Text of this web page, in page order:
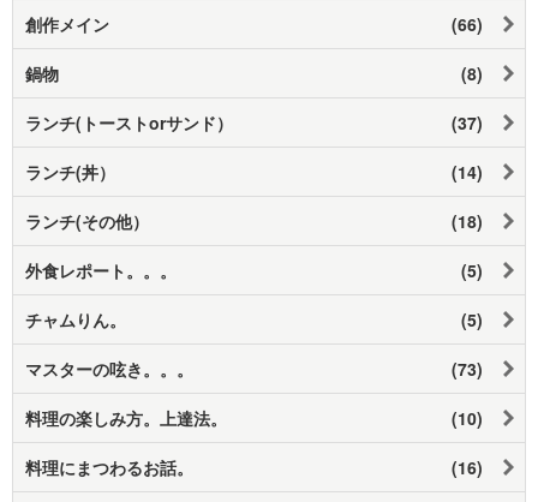
創作メイン (66)
鍋物 (8)
ランチ(トーストorサンド） (37)
ランチ(丼） (14)
ランチ(その他） (18)
外食レポート。。。 (5)
チャムりん。 (5)
マスターの呟き。。。 (73)
料理の楽しみ方。上達法。 (10)
料理にまつわるお話。 (16)